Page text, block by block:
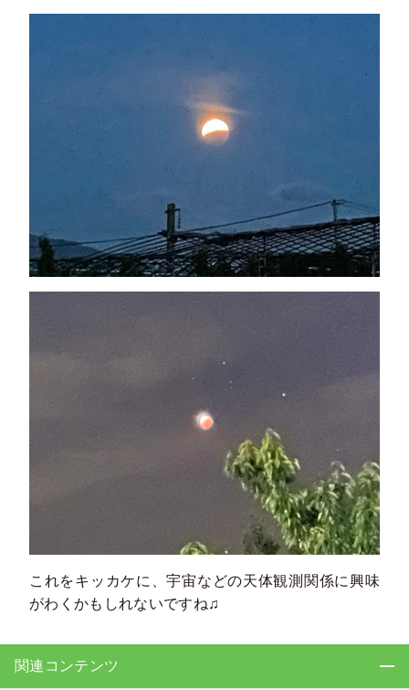
これをキッカケに、宇宙などの天体観測関係に興味
がわくかもしれないですね♫
関連コンテンツ